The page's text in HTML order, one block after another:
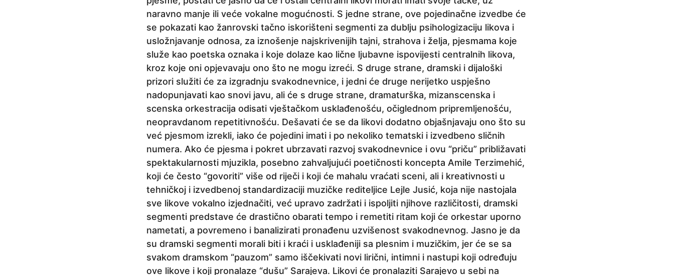
naravno manje ili veće vokalne mogućnosti. S jedne strane, ove pojedinačne izvedbe će
se pokazati kao žanrovski tačno iskorišteni segmenti za dublju psihologizaciju likova i
usložnjavanje odnosa, za iznošenje najskrivenijih tajni, strahova i želja, pjesmama koje
služe kao poetska oznaka i koje dolaze kao lične ljubavne ispovijesti centralnih likova,
kroz koje oni opjevavaju ono što ne mogu izreći. S druge strane, dramski i dijaloški
prizori služiti će za izgradnju svakodnevnice, i jedni će druge nerijetko uspješno
nadopunjavati kao snovi javu, ali će s druge strane, dramaturška, mizanscenska i
scenska orkestracija odisati vještačkom usklađenošću, očiglednom pripremljenošću,
neopravdanom repetitivnošću. Dešavati će se da likovi dodatno objašnjavaju ono što su
već pjesmom izrekli, iako će pojedini imati i po nekoliko tematski i izvedbeno sličnih
numera. Ako će pjesma i pokret ubrzavati razvoj svakodnevnice i ovu “priču” približavati
spektakularnosti mjuzikla, posebno zahvaljujući poetičnosti koncepta Amile Terzimehić,
koji će često “govoriti” više od riječi i koji će mahalu vraćati sceni, ali i kreativnosti u
tehničkoj i izvedbenoj standardizaciji muzičke rediteljice Lejle Jusić, koja nije nastojala
sve likove vokalno izjednačiti, već upravo zadržati i ispoljiti njihove različitosti, dramski
segmenti predstave će drastično obarati tempo i remetiti ritam koji će orkestar uporno
nametati, a povremeno i banalizirati pronađenu uzvišenost svakodnevnog. Jasno je da
su dramski segmenti morali biti i kraći i usklađeniji sa plesnim i muzičkim, jer će se sa
svakom dramskom “pauzom” samo iščekivati novi lirični, intimni i nastupi koji određuju
ove likove i koji pronalaze “dušu” Sarajeva. Likovi će pronalaziti Sarajevo u sebi na